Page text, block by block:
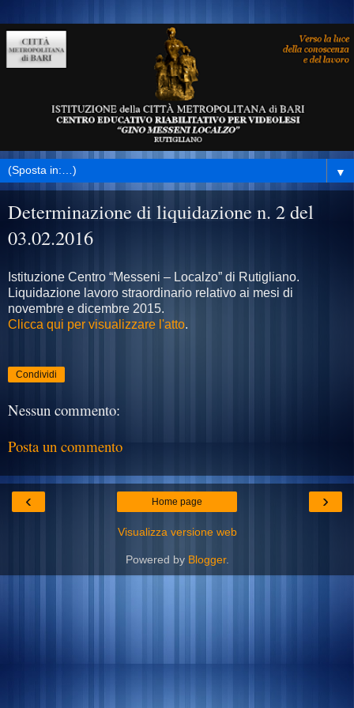
▼
Determinazione di liquidazione n. 2 del
03.02.2016
Istituzione Centro “Messeni – Localzo” di Rutigliano.
Liquidazione lavoro straordinario relativo ai mesi di
novembre e dicembre 2015.
Clicca qui per visualizzare l'atto.
Condividi
Nessun commento:
Posta un commento
‹ ›
Home page
Visualizza versione web
Powered by Blogger.